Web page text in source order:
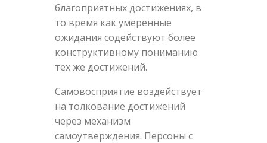
благоприятных достижениях, в
то время как умеренные
ожидания содействуют более
конструктивному пониманию
тех же достижений.
Самовосприятие воздействует
на толкование достижений
через механизм
самоутверждения. Персоны с